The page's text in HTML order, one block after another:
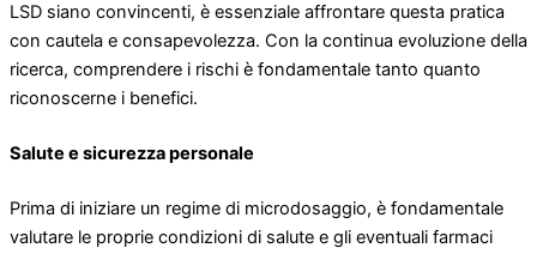
LSD siano convincenti, è essenziale affrontare questa pratica
con cautela e consapevolezza. Con la continua evoluzione della
ricerca, comprendere i rischi è fondamentale tanto quanto
riconoscerne i benefici.
Salute e sicurezza personale
Prima di iniziare un regime di microdosaggio, è fondamentale
valutare le proprie condizioni di salute e gli eventuali farmaci